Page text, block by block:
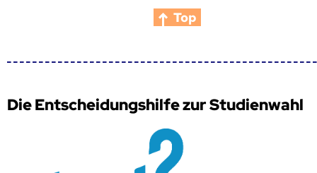
Top
Die Entscheidungshilfe zur Studienwahl